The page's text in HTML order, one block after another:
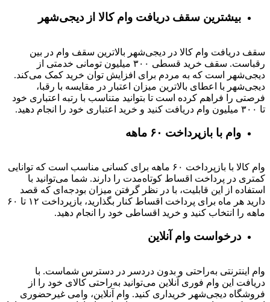
بیشترین سقف دریافت وام کالا از دیجی‌شهر
سقف دریافت وام کالا در دیجی‌شهر بالاترین سقف وام در بین
رقباست. سقف خرید قسطی ۳۰۰ میلیون تومانی خدمتی از
دیجی‌شهر است که به مردم برای افزایش توان خرید کمک می‌کند.
دیجی‌شهر با اعطای بالاترین میزان اعتبار در مقایسه با رقبا،
فرصتی را فراهم کرده است تا بتوانید متناسب با رتبه اعتباری خود
تا ۳۰۰ میلیون وام دریافت کنید و خرید اعتباری خود را انجام دهید.
وام با بازپرداخت ۶۰ ماهه
وام کالا با بازپرداخت ۶۰ ماهه برای کسانی مناسب است که توانایی
کمتری در پرداخت اقساط کوتاه‌مدت را دارند. شما می‌توانید با
استفاده از این قابلیت، با در نظر گرفتن میزان بودجه‌ای که قصد
دارید هر ماه برای پرداخت اقساط کنار بگذارید، بازپرداخت ۱۲ تا ۶۰
ماهه را انتخاب کنید و خرید اقساطی خود را انجام دهید.
درخواست وام آنلاین
وام اینترنتی به‌راحتی و بدون دردسر در دسترس شماست. با
دریافت این وام فوری آنلاین می‌توانید به‌راحتی کالای خود را از
فروشگاه دیجی‌شهر خریداری کنید. وام آنلاین، وامی غیرحضوری